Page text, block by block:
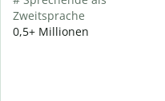
Zweitsprache
0,5+ Millionen